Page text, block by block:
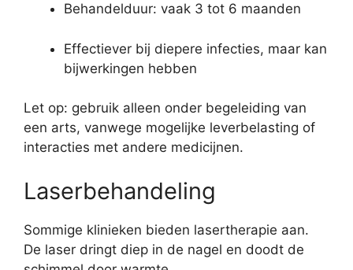
Behandelduur: vaak 3 tot 6 maanden
Effectiever bij diepere infecties, maar kan
bijwerkingen hebben
Let op: gebruik alleen onder begeleiding van
een arts, vanwege mogelijke leverbelasting of
interacties met andere medicijnen.
Laserbehandeling
Sommige klinieken bieden lasertherapie aan.
De laser dringt diep in de nagel en doodt de